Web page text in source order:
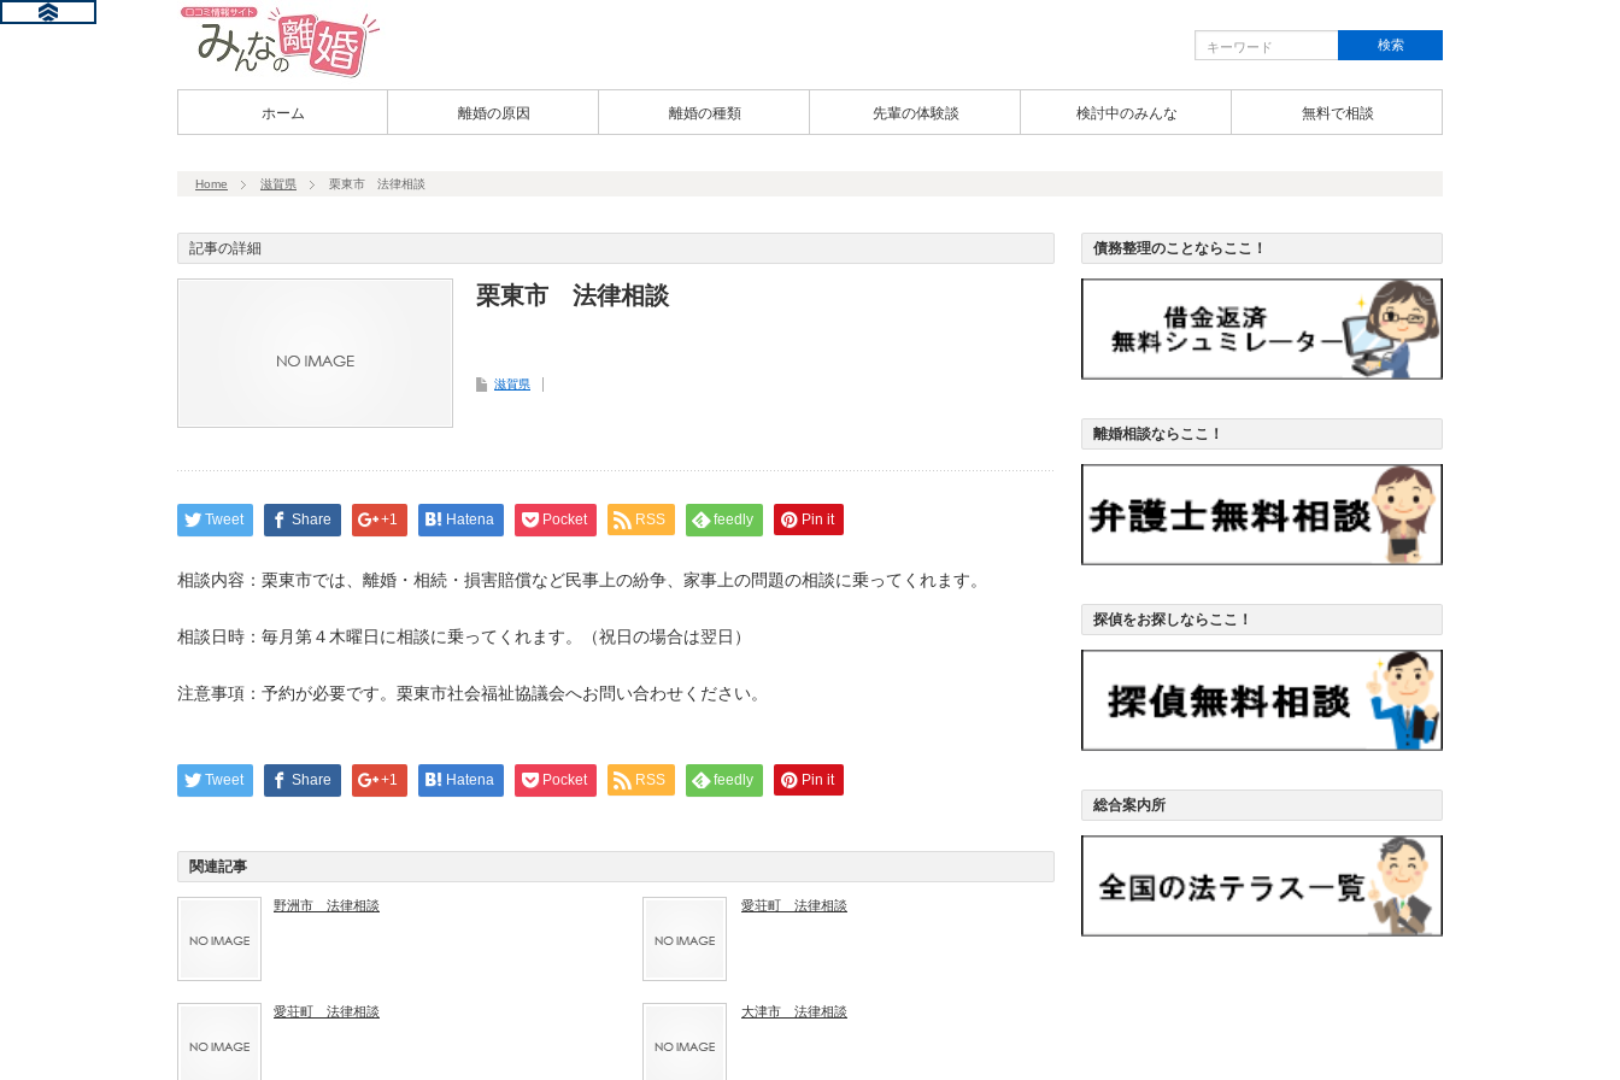
ホーム 離婚の原因 離婚の種類 先輩の体験談 検討中のみんな 無料で相談
Home 滋賀県 栗東市 法律相談
記事の詳細
栗東市 法律相談
滋賀県
Tweet Share +1 Hatena Pocket RSS feedly Pin it
相談内容：栗東市では、離婚・相続・損害賠償など民事上の紛争、家事上の問題の相談に乗ってくれます。
相談日時：毎月第４木曜日に相談に乗ってくれます。（祝日の場合は翌日）
注意事項：予約が必要です。栗東市社会福祉協議会へお問い合わせください。
Tweet Share +1 Hatena Pocket RSS feedly Pin it
関連記事
野洲市 法律相談 愛荘町 法律相談
愛荘町 法律相談 大津市 法律相談
債務整理のことならここ！
離婚相談ならここ！
探偵をお探しならここ！
総合案内所